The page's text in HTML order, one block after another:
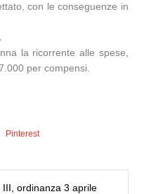
con le conseguenze in
la ricorrente alle spese,
per compensi.
Pinterest
ordinanza 3 aprile